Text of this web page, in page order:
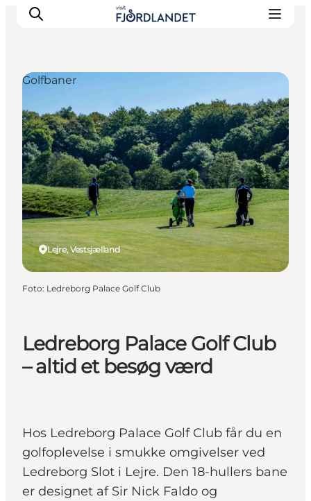
Byer & steder
Det sker
Guides & inspiration
Overnatning
Oplevelser
Ledreborg Palace Golf Club
– altid et besøg værd
Hos Ledreborg Palace Golf Club får du en
golfoplevelse i smukke omgivelser ved
Ledreborg Slot i Lejre. Den 18-hullers bane
er designet af Sir Nick Faldo og
Lejre, Vestsjælland
Golfbaner
Foto: Ledreborg Palace Golf Club